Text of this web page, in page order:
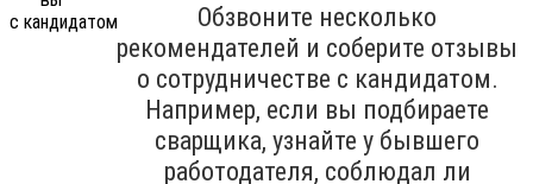
Обзвоните несколько
рекомендателей и соберите отзывы
о сотрудничестве с кандидатом.
Например, если вы подбираете
сварщика, узнайте у бывшего
работодателя, соблюдал ли